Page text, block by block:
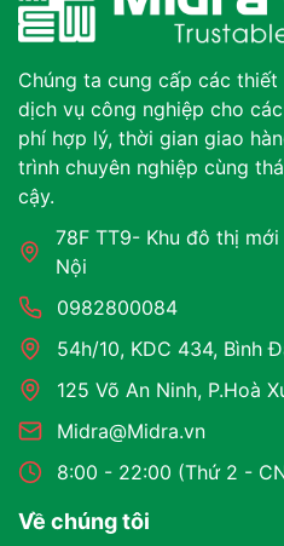
Chúng ta cung cấp các
dịch vụ công nghiệp cho
phí hợp lý, thời gian giao
trình chuyên nghiệp cùng
cậy.
78F TT9- Khu đô thị
Nội
0982800084
54h/10, KDC 434, Bình
125 Võ An Ninh, P.Hoà
Midra@Midra.vn
8:00 - 22:00 (Thứ 2 -
Về chúng tôi